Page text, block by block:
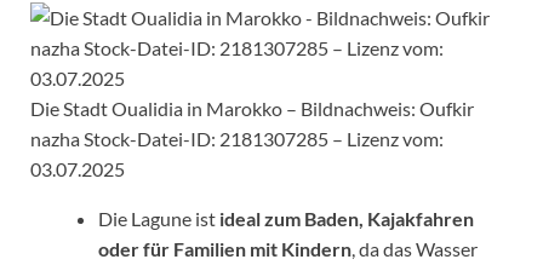
Die Stadt Oualidia in Marokko – Bildnachweis: Oufkir
nazha Stock-Datei-ID: 2181307285 – Lizenz vom:
03.07.2025
Die Lagune ist ideal zum Baden, Kajakfahren
oder für Familien mit Kindern, da das Wasser